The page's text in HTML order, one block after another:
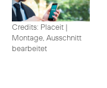
Credits: Placeit |
Montage, Ausschnitt
bearbeitet